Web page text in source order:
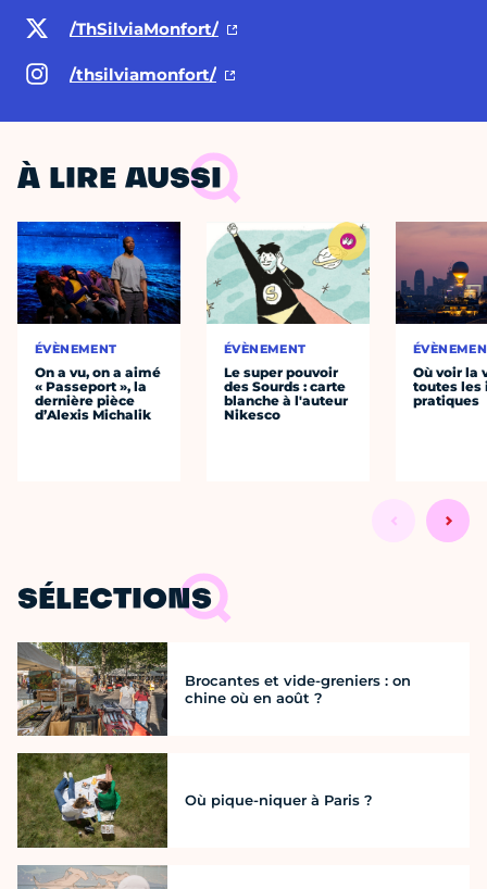
/ThSilviaMonfort/
/thsilviamonfort/
À LIRE AUSSI
ÉVÈNEMENT
On a vu, on a aimé
« Passeport », la
dernière pièce
d’Alexis Michalik
ÉVÈNEMENT
Le super pouvoir
des Sourds : carte
blanche à l'auteur
Nikesco
Où voir la
toutes les
pratiques
SÉLECTIONS
Brocantes et vide-greniers : on
chine où en août ?
Où pique-niquer à Paris ?